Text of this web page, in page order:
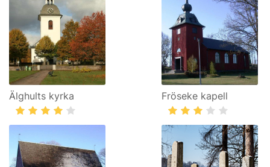
Älghults kyrka Fröseke kapell